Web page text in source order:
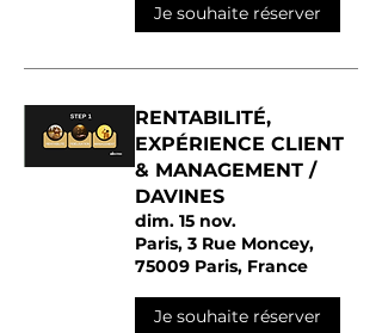
Je souhaite réserver
RENTABILITÉ,
EXPÉRIENCE CLIENT
& MANAGEMENT /
DAVINES
dim. 15 nov.
Paris, 3 Rue Moncey,
75009 Paris, France
Je souhaite réserver